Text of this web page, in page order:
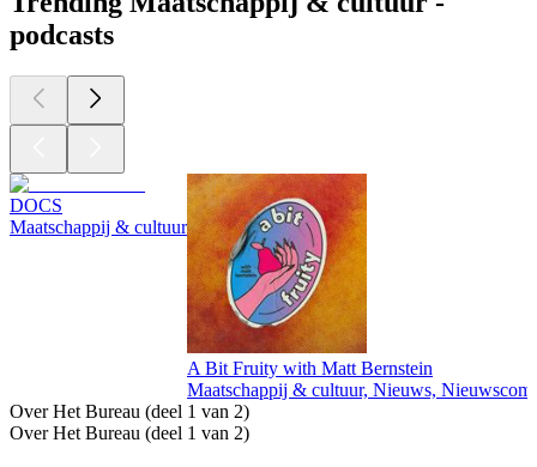
podcasts
DOCS
Maatschappij & cultuur
A Bit Fruity with Matt Bernstein
Maatschappij & cultuur, Nieuws,
Over Het Bureau (deel 1 van 2)
Over Het Bureau (deel 1 van 2)